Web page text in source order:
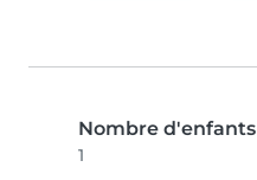
Nombre d'enfants
1